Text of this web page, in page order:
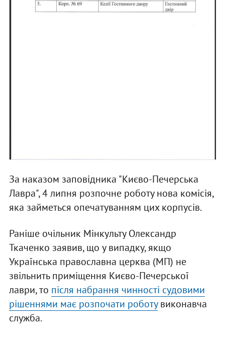
За наказом заповідника "Києво-Печерська
Лавра", 4 липня розпочне роботу нова комісія,
яка займеться опечатуванням цих корпусів.
Раніше очільник Мінкульту Олександр
Ткаченко заявив, що у випадку, якщо
Українська православна церква (МП) не
звільнить приміщення Києво-Печерської
лаври, то після набрання чинності судовими
рішеннями має розпочати роботувиконавча
служба.